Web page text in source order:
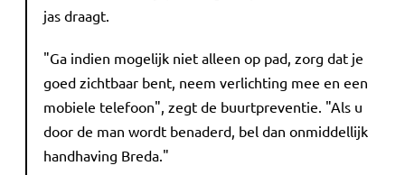
jas draagt.
"Ga indien mogelijk niet alleen op pad, zorg dat je
goed zichtbaar bent, neem verlichting mee en een
mobiele telefoon", zegt de buurtpreventie. "Als u
door de man wordt benaderd, bel dan onmiddellijk
handhaving Breda."